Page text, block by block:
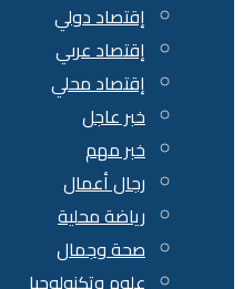
إقتصاد دولي
إقتصاد عربي
إقتصاد محلي
خبر عاجل
خبر مهم
رجال أعمال
رياضة محلية
صحة وجمال